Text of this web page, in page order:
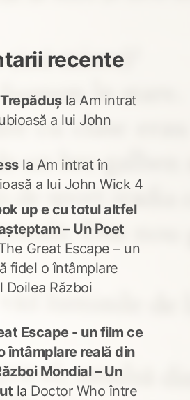
recente
la Am intrat
a lui John
la Am intrat în
a lui John Wick 4
up e cu totul altfel
– Un Poet
Great Escape – un
fidel o întâmplare
Doilea Război
Escape - un film ce
întâmplare reală din
Mondial – Un
la Doctor Who între